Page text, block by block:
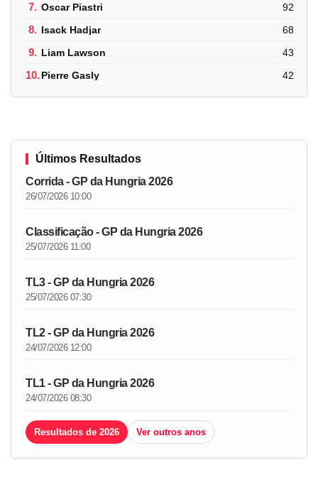
7. Oscar Piastri 92
8. Isack Hadjar 68
9. Liam Lawson 43
10.Pierre Gasly 42
Últimos Resultados
Corrida - GP da Hungria 2026
26/07/2026 10:00
Classificação - GP da Hungria 2026
25/07/2026 11:00
TL3 - GP da Hungria 2026
25/07/2026 07:30
TL2 - GP da Hungria 2026
24/07/2026 12:00
TL1 - GP da Hungria 2026
24/07/2026 08:30
Resultados de 2026 Ver outros anos